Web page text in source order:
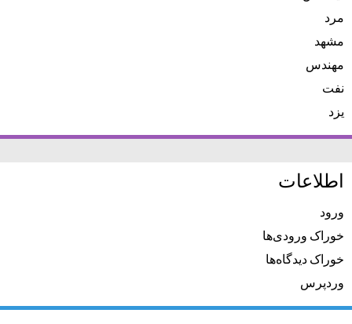
مرد
مشهد
مهندس
نفت
یزد
اطلاعات
ورود
خوراک ورودی‌ها
خوراک دیدگاه‌ها
وردپرس